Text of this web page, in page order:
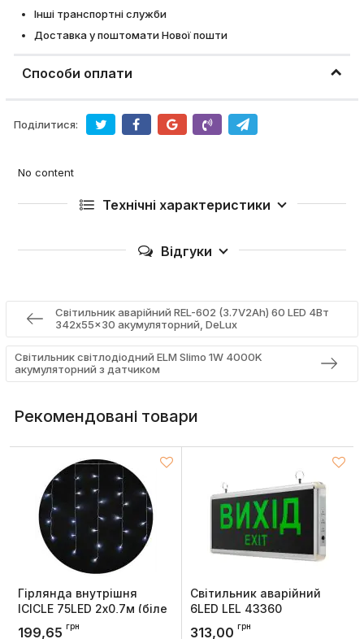
Інші транспортні служби
Доставка у поштомати Нової пошти
Способи оплати
Поділитися:
No content
Технічні характеристики
Відгуки
Світильник аварійний REL-602 (3.7V2Ah) 60 LED 4Вт
342x55x30 акумуляторний, DeLux
Світильник світлодіодний ELM Slimo 1W 4000K
акумуляторний з датчиком
Рекомендовані товари
Гірлянда внутрішня
ICICLE 75LED 2х0,7м (біле
світло) прозора IP20
199,65 грн
Світильник аварійний
6LED LEL 43360
(1.2V600mAh), ELMAR
313,00 грн